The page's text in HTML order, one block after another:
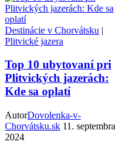
Destinácie v Chorvátsku |
Plitvické jazera
Top 10 ubytovaní pri
Plitvických jazerách:
Kde sa oplatí
AutorDovolenka-v-
Chorvátsku.sk 11. septembra
2024